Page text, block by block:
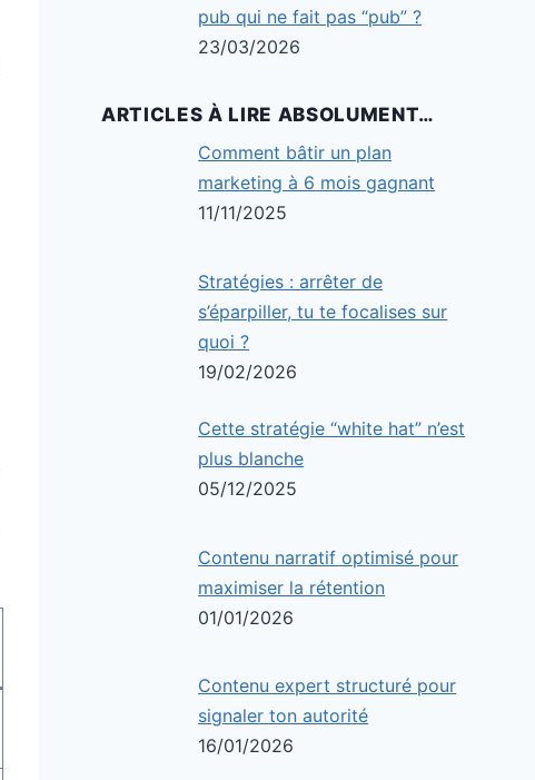
pub qui ne fait pas “pub” ?
23/03/2026
ARTICLES À LIRE ABSOLUMENT…
Comment bâtir un plan
marketing à 6 mois gagnant
11/11/2025
Stratégies : arrêter de
s’éparpiller, tu te focalises sur
quoi ?
19/02/2026
Cette stratégie “white hat” n’est
plus blanche
05/12/2025
Contenu narratif optimisé pour
maximiser la rétention
01/01/2026
Contenu expert structuré pour
signaler ton autorité
16/01/2026